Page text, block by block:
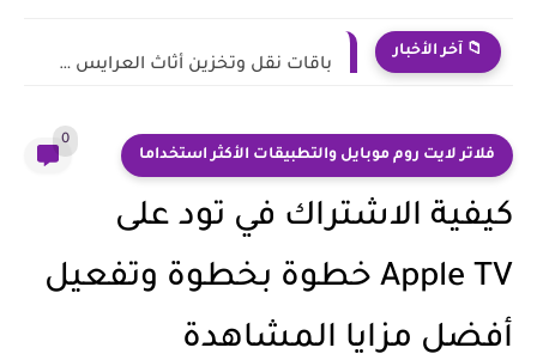
📁 آخر الأخبار
باقات نقل وتخزين أثاث العرايس في السعودية والإمارات: هل تستحق...
فلاتر لايت روم موبايل والتطبيقات الأكثر استخداما
0
كيفية الاشتراك في تود على
Apple TV خطوة بخطوة وتفعيل
أفضل مزايا المشاهدة